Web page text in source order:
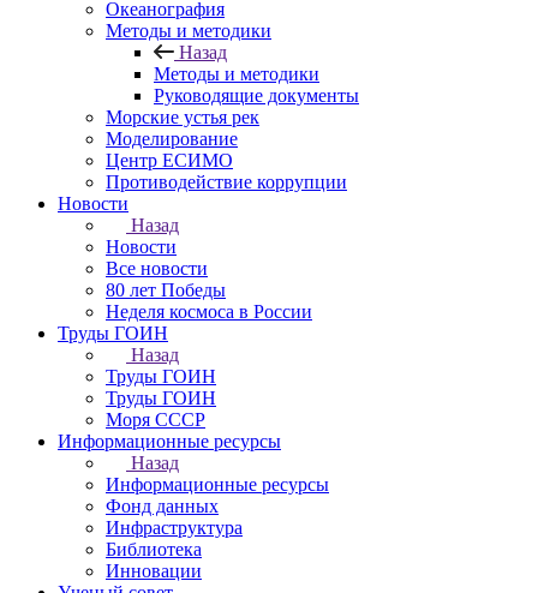
Океанография
Методы и методики
Назад
Методы и методики
Руководящие документы
Морские устья рек
Моделирование
Центр ЕСИМО
Противодействие коррупции
Новости
Назад
Новости
Все новости
80 лет Победы
Неделя космоса в России
Труды ГОИН
Назад
Труды ГОИН
Труды ГОИН
Моря СССР
Информационные ресурсы
Назад
Информационные ресурсы
Фонд данных
Инфраструктура
Библиотека
Инновации